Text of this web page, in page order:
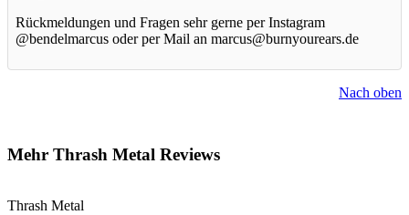
Rückmeldungen und Fragen sehr gerne per Instagram
@bendelmarcus oder per Mail an marcus@burnyourears.de
Nach oben
Mehr Thrash Metal Reviews
Thrash Metal